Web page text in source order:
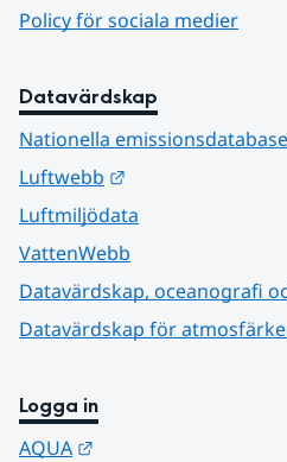
Policy för sociala medier
Datavärdskap
Nationella
Luftwebb
Luftmiljödata
VattenWebb
Datavärdskap, oceanografi
Datavärdskap för
Logga in
AQUA